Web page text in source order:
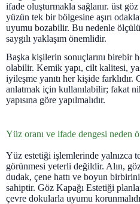
ifade oluşturmakla sağlanır. üst
yüzün tek bir bölgesine aşırı
uyumu bozabilir. Bu nedenle ölçülü
saygılı yaklaşım önemlidir.
Başka kişilerin sonuçlarını birebir
olabilir. Kemik yapı, cilt kalitesi,
iyileşme yanıtı her kişide
anlatmak için kullanılabilir; fakat
yapısına göre yapılmalıdır.
Yüz oranı ve ifade dengesi neden
Yüz estetiği işlemlerinde yalnızca
görünmesi yeterli değildir. Alın,
dudak, çene hattı ve boyun
sahiptir. Göz Kapağı Estetiği
çevre dokularla uyumu